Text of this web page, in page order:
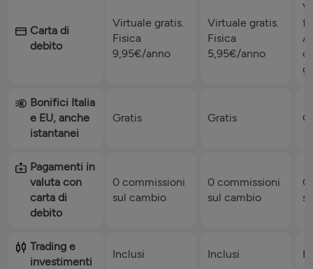
Carta di
debito
Virtuale gratis.
Fisica
9,95€/anno
Virtuale gratis.
Fisica
5,95€/anno
Bonifici Italia
e EU, anche
istantanei
Gratis Gratis
Pagamenti in
valuta con
carta di
debito
0 commissioni
sul cambio
0 commissioni
sul cambio
0
Trading e
investimenti
Inclusi Inclusi